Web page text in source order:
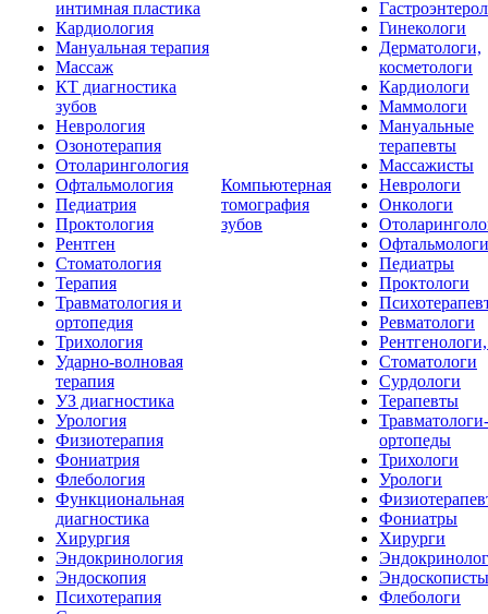
интимная пластика
Кардиология
Мануальная терапия
Массаж
КТ диагностика
зубов
Неврология
Озонотерапия
Отоларингология
Офтальмология
Педиатрия
Проктология
Рентген
Стоматология
Терапия
Травматология и
ортопедия
Трихология
Ударно-волновая
терапия
УЗ диагностика
Урология
Физиотерапия
Фониатрия
Флебология
Функциональная
диагностика
Хирургия
Эндокринология
Эндоскопия
Психотерапия
Компьютерная
томография
зубов
Гинекологи
Дерматологи,
косметологи
Кардиологи
Маммологи
Мануальные
терапевты
Массажисты
Неврологи
Онкологи
Офтальмологи
Педиатры
Проктологи
Ревматологи
Стоматологи
Сурдологи
Терапевты
Травматологи-
ортопеды
Трихологи
Урологи
Фониатры
Хирурги
Эндоскописты
Флебологи